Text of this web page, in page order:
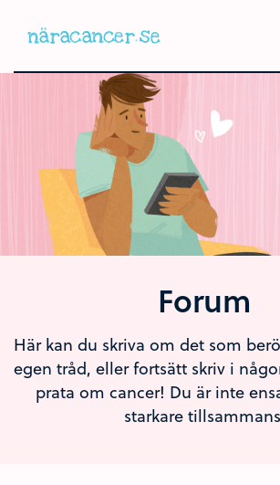
Forum
Här kan du skriva om det som
egen tråd, eller fortsätt skriv i
prata om cancer! Du är inte
starkare